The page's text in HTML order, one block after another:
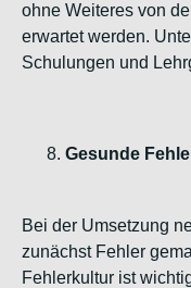
ohne Weiteres von
erwartet werden.
Schulungen und
Gesunde
Bei der Umsetzung
zunächst Fehler
Fehlerkultur ist